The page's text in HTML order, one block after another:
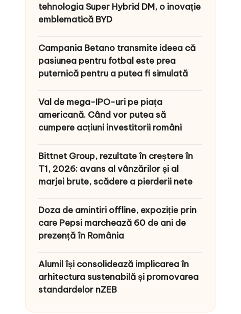
tehnologia Super Hybrid DM, o inovație
emblematică BYD
Campania Betano transmite ideea că
pasiunea pentru fotbal este prea
puternică pentru a putea fi simulată
Val de mega-IPO-uri pe piața
americană. Când vor putea să
cumpere acțiuni investitorii români
Bittnet Group, rezultate în creștere în
T1, 2026: avans al vânzărilor și al
marjei brute, scădere a pierderii nete
Doza de amintiri offline, expoziție prin
care Pepsi marchează 60 de ani de
prezență în România
Alumil își consolidează implicarea în
arhitectura sustenabilă și promovarea
standardelor nZEB